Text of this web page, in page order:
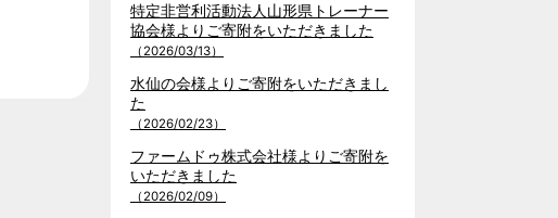
特定非営利活動法人山形県トレーナー
協会様よりご寄附をいただきました
（2026/03/13）
水仙の会様よりご寄附をいただきまし
た
（2026/02/23）
ファームドゥ株式会社様よりご寄附を
いただきました
（2026/02/09）